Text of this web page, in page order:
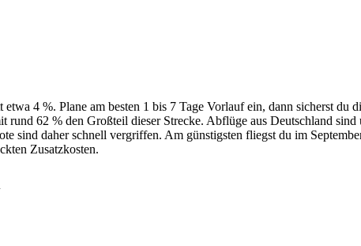
4 %. Plane am besten 1 bis 7 Tage Vorlauf ein, dann sicherst du
62 % den Großteil dieser Strecke. Abflüge aus Deutschland sind
sind daher schnell vergriffen. Am günstigsten fliegst du im
Zusatzkosten.